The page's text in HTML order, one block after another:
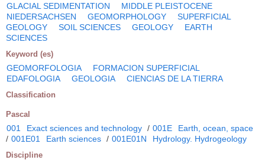
GLACIAL SEDIMENTATION
MIDDLE PLEISTOCENE
NIEDERSACHSEN
GEOMORPHOLOGY
SUPERFICIAL
GEOLOGY
SOIL SCIENCES GEOLOGY
EARTH
SCIENCES
Keyword (es)
GEOMORFOLOGIA
FORMACION SUPERFICIAL
EDAFOLOGIA
GEOLOGIA CIENCIAS DE LA TIERRA
Classification
Pascal
001 Exact sciences and technology / 001E
Earth, ocean, space
/ 001E01 Earth sciences / 001E01N Hydrology. Hydrogeology
Discipline